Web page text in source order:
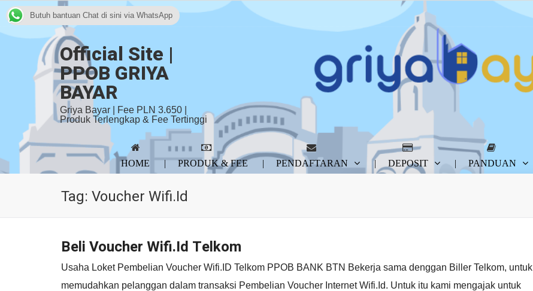
Official Site |
PPOB GRIYA
BAYAR
Griya Bayar | Fee PLN 3.650 |
Produk Terlengkap & Fee Tertinggi
HOME PRODUK & FEE PENDAFTARAN DEPOSIT PANDUAN
Tag: Voucher Wifi.id
Beli Voucher Wifi.Id Telkom
Usaha Loket Pembelian Voucher Wifi.ID Telkom PPOB BANK BTN Bekerja sama denggan Biller Telkom, untuk
memudahkan pelanggan dalam transaksi Pembelian Voucher Internet Wifi.Id. Untuk itu kami mengajak untuk
Butuh bantuan Chat di sini via WhatsApp